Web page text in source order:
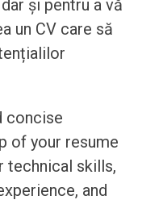
și pentru a vă
un CV care să
concise
of your resume
technical skills,
and